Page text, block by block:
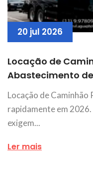
20 jul 2026
Locação de
Abastecimento
Locação de Caminhão
rapidamente em
exigem...
Ler mais